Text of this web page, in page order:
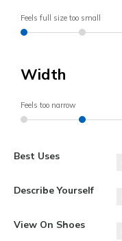
Feels full size too small
Width
Feels too narrow
Best Uses
Describe Yourself
View On Shoes